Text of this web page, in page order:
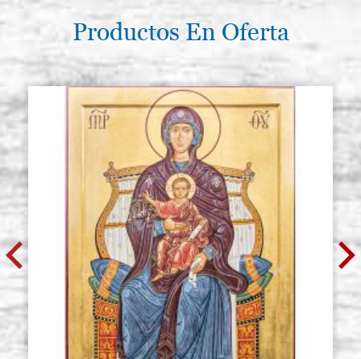
Productos En Oferta